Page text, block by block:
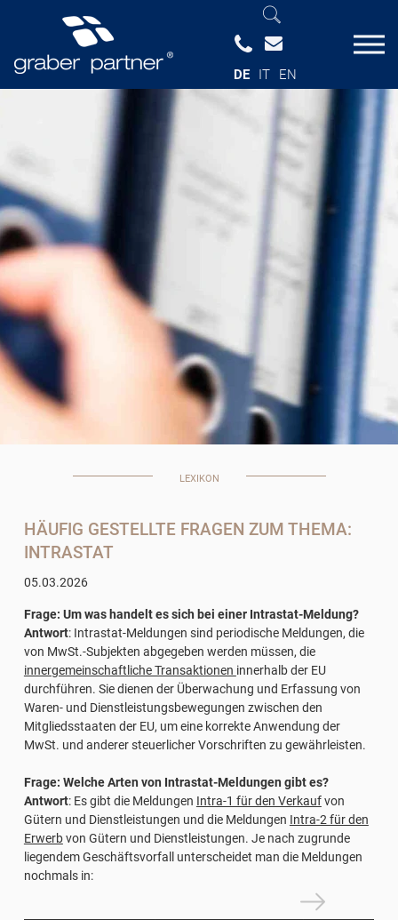
DE IT EN
LEXIKON
HÄUFIG GESTELLTE FRAGEN ZUM THEMA:
INTRASTAT
05.03.2026
Frage: Um was handelt es sich bei einer Intrastat-Meldung?
Antwort: Intrastat-Meldungen sind periodische Meldungen, die
von MwSt.-Subjekten abgegeben werden müssen, die
innergemeinschaftliche Transaktionen innerhalb der EU
durchführen. Sie dienen der Überwachung und Erfassung von
Waren- und Dienstleistungsbewegungen zwischen den
Mitgliedsstaaten der EU, um eine korrekte Anwendung der
MwSt. und anderer steuerlicher Vorschriften zu gewährleisten.
Frage: Welche Arten von Intrastat-Meldungen gibt es?
Antwort: Es gibt die Meldungen Intra-1 für den Verkaufvon
Gütern und Dienstleistungen und die Meldungen Intra-2 für den
Erwerbvon Gütern und Dienstleistungen. Je nach zugrunde
liegendem Geschäftsvorfall unterscheidet man die Meldungen
nochmals in: